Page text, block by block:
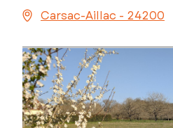
Carsac-Aillac - 24200